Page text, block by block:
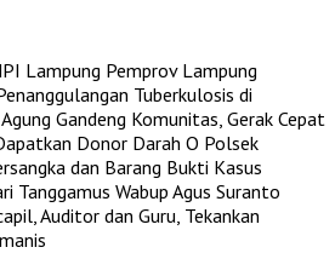
Lampung Pemprov Lampung
Tuberkulosis di
Gandeng Komunitas, Gerak Cepat
Donor Darah O Polsek
dan Barang Bukti Kasus
Tanggamus Wabup Agus Suranto
Auditor dan Guru, Tekankan